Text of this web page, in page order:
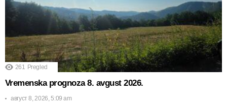
261 Pregled
Vremenska prognoza 8. avgust 2026.
август 8, 2026, 5:09 am